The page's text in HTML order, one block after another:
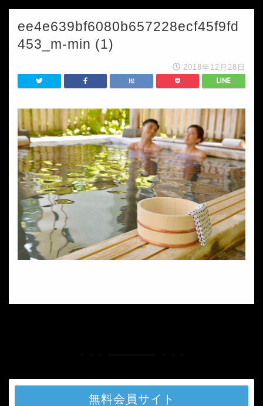
ee4e639bf6080b657228ecf45f9fd
453_m-min (1)
2018年12月28日
無料会員サイト